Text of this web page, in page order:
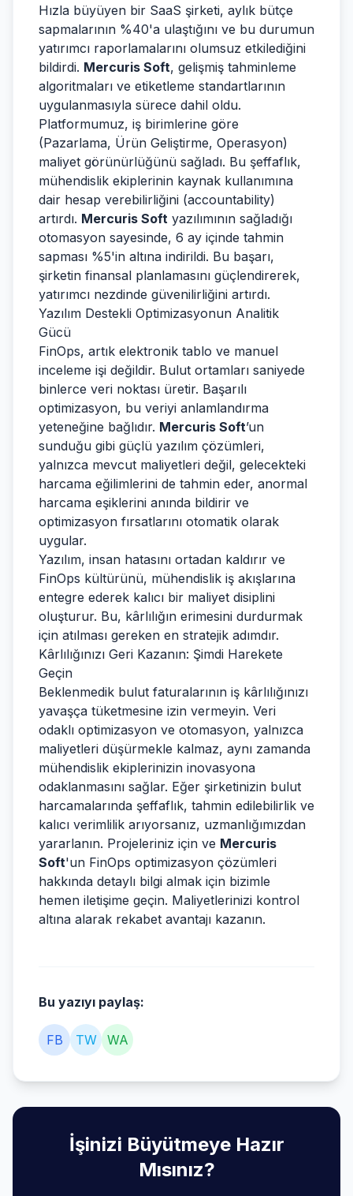
Hızla büyüyen bir SaaS şirketi, aylık bütçe
sapmalarının %40'a ulaştığını ve bu durumun
yatırımcı raporlamalarını olumsuz etkilediğini
bildirdi. Mercuris Soft, gelişmiş tahminleme
algoritmaları ve etiketleme standartlarının
uygulanmasıyla sürece dahil oldu.
Platformumuz, iş birimlerine göre
(Pazarlama, Ürün Geliştirme, Operasyon)
maliyet görünürlüğünü sağladı. Bu şeffaflık,
mühendislik ekiplerinin kaynak kullanımına
dair hesap verebilirliğini (accountability)
artırdı. Mercuris Soft yazılımının sağladığı
otomasyon sayesinde, 6 ay içinde tahmin
sapması %5'in altına indirildi. Bu başarı,
şirketin finansal planlamasını güçlendirerek,
yatırımcı nezdinde güvenilirliğini artırdı.
Yazılım Destekli Optimizasyonun Analitik
Gücü
FinOps, artık elektronik tablo ve manuel
inceleme işi değildir. Bulut ortamları saniyede
binlerce veri noktası üretir. Başarılı
optimizasyon, bu veriyi anlamlandırma
yeteneğine bağlıdır. Mercuris Soft’un
sunduğu gibi güçlü yazılım çözümleri,
yalnızca mevcut maliyetleri değil, gelecekteki
harcama eğilimlerini de tahmin eder, anormal
harcama eşiklerini anında bildirir ve
optimizasyon fırsatlarını otomatik olarak
uygular.
Yazılım, insan hatasını ortadan kaldırır ve
FinOps kültürünü, mühendislik iş akışlarına
entegre ederek kalıcı bir maliyet disiplini
oluşturur. Bu, kârlılığın erimesini durdurmak
için atılması gereken en stratejik adımdır.
Kârlılığınızı Geri Kazanın: Şimdi Harekete
Geçin
Beklenmedik bulut faturalarının iş kârlılığınızı
yavaşça tüketmesine izin vermeyin. Veri
odaklı optimizasyon ve otomasyon, yalnızca
maliyetleri düşürmekle kalmaz, aynı zamanda
mühendislik ekiplerinizin inovasyona
odaklanmasını sağlar. Eğer şirketinizin bulut
harcamalarında şeffaflık, tahmin edilebilirlik ve
kalıcı verimlilik arıyorsanız, uzmanlığımızdan
yararlanın. Projeleriniz için ve Mercuris
Soft'un FinOps optimizasyon çözümleri
hakkında detaylı bilgi almak için bizimle
hemen iletişime geçin. Maliyetlerinizi kontrol
altına alarak rekabet avantajı kazanın.
Bu yazıyı paylaş:
FB TW WA
İşinizi Büyütmeye Hazır
Mısınız?